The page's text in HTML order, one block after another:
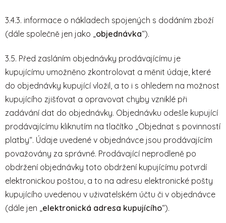
3.4.3. informace o nákladech spojených s dodáním zboží
(dále společně jen jako „objednávka“).
3.5. Před zasláním objednávky prodávajícímu je
kupujícímu umožněno zkontrolovat a měnit údaje, které
do objednávky kupující vložil, a to i s ohledem na možnost
kupujícího zjišťovat a opravovat chyby vzniklé při
zadávání dat do objednávky. Objednávku odešle kupující
prodávajícímu kliknutím na tlačítko „Objednat s povinností
platby“. Údaje uvedené v objednávce jsou prodávajícím
považovány za správné. Prodávající neprodleně po
obdržení objednávky toto obdržení kupujícímu potvrdí
elektronickou poštou, a to na adresu elektronické pošty
kupujícího uvedenou v uživatelském účtu či v objednávce
(dále jen „elektronická adresa kupujícího“).